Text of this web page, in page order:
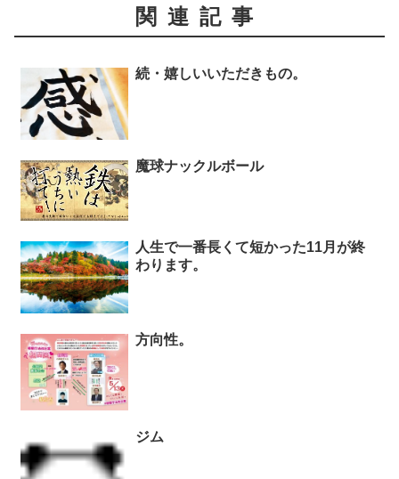
関連記事
続・嬉しいいただきもの。
魔球ナックルボール
人生で一番長くて短かった11月が終
わります。
方向性。
ジム